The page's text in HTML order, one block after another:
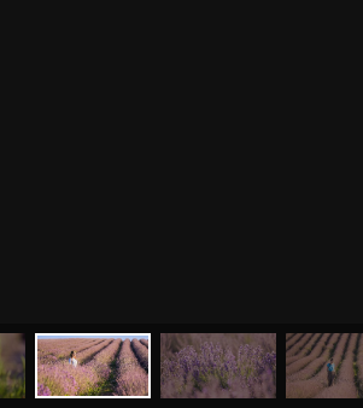
МЕНЮ О НАС МАГАЗИН